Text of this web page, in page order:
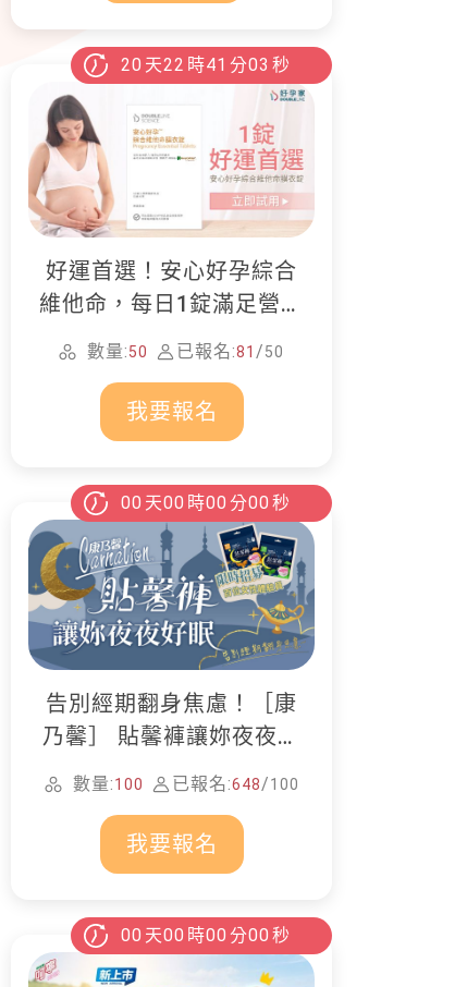
20 天22 時41 分02 秒
好運首選！安心好孕綜合
維他命，每日1錠滿足營養
所需
數量:50 已報名:81 /50
我要報名
00 天00 時00 分00 秒
告別經期翻身焦慮！［康
乃馨］ 貼馨褲讓妳夜夜好
數量:100 已報名:648/100
我要報名
00 天00 時00 分00 秒